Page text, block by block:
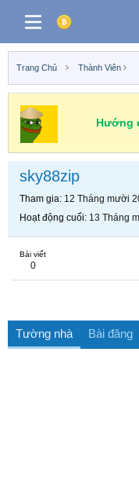
Trang Chủ Thành Viên
Hướng
sky88zip
Tham gia 12 Tháng mười
Hoạt động cuối 13 Tháng
Bài viết
0
Tường nhà Bài đăng